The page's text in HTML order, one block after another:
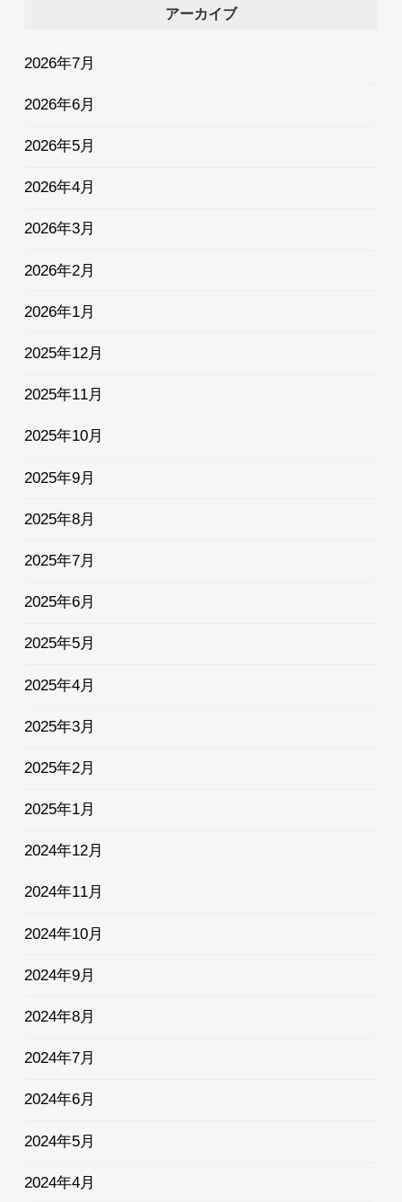
アーカイブ
2026年7月
2026年6月
2026年5月
2026年4月
2026年3月
2026年2月
2026年1月
2025年12月
2025年11月
2025年10月
2025年9月
2025年8月
2025年7月
2025年6月
2025年5月
2025年4月
2025年3月
2025年2月
2025年1月
2024年12月
2024年11月
2024年10月
2024年9月
2024年8月
2024年7月
2024年6月
2024年5月
2024年4月